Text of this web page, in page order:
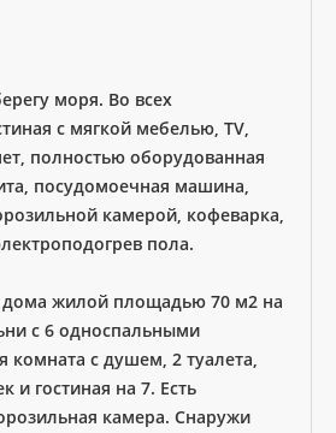
моря. Во всех
с мягкой мебелью, TV,
полностью оборудованная
посудомоечная машина,
камерой, кофеварка,
пола.
дома жилой площадью 70 м2 на
с 6 односпальными
комната с душем, 2 туалета,
и гостиная на 7. Есть
камера. Снаружи